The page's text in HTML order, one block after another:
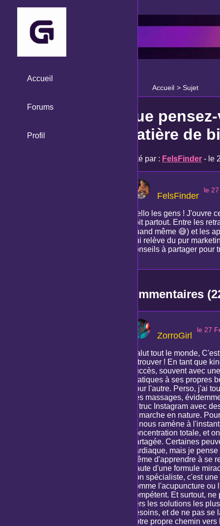
Accueil > Sujet
Accueil
Forums
Profil
Que
matière de
Posté par : FelsFinder - le
FelsFinder
le
Hello les gens ! J'ouvre
voit partout. Entre les
quand même 😅) et les
qui relève du pur
conseils à partager
Commentaires
ZorroGirl
le 27
Salut tout le monde,
retrouver ! En tant que
succès, souvent avec
pratiques à ses propres
pour l'autre. Perso, j'ai
Les massages,
le truc Instagram avec
la marche en nature.
et nous ramène à
concentration totale, et
partagée. Certaines
cardiaque, mais je
même d'apprendre à se
Faute d'une formule
bon spécialiste, c'est
comme l'acupuncture
compétent. Et surtout,
vers les solutions les
besoins, et de ne pas
notre propre chemin